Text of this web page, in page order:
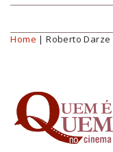
Você está aqui
Home | Roberto Darze